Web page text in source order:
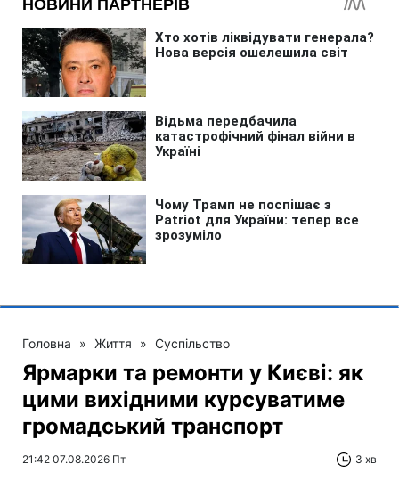
Головна » Життя » Суспільство
Ярмарки та ремонти у Києві: як
цими вихідними курсуватиме
громадський транспорт
21:42 07.08.2026 Пт 3 хв